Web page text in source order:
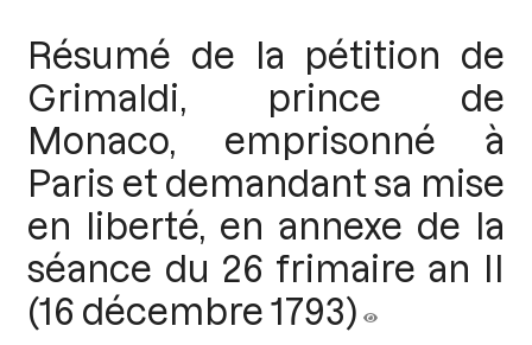
Résumé de la pétition de
Grimaldi, prince de
Monaco, emprisonné à
Paris et demandant sa mise
en liberté, en annexe de la
séance du 26 frimaire an II
(16 décembre 1793)